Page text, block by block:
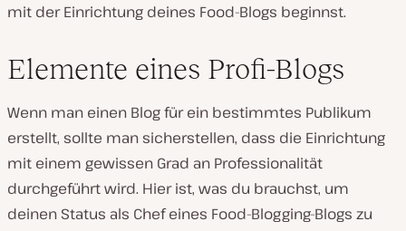
mit der Einrichtung deines Food-Blogs beginnst.
Elemente eines Profi-Blogs
Wenn man einen Blog für ein bestimmtes Publikum
erstellt, sollte man sicherstellen, dass die Einrichtung
mit einem gewissen Grad an Professionalität
durchgeführt wird. Hier ist, was du brauchst, um
deinen Status als Chef eines Food-Blogging-Blogs zu